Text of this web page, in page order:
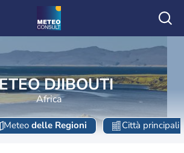
DJIBOUTI
Africa
Meteo delle Regioni Città principali